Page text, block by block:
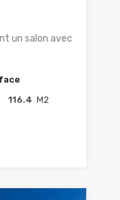
un salon avec
116.4 M2